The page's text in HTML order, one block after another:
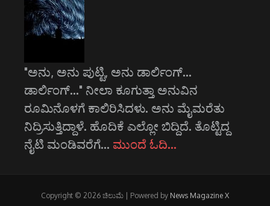
"ಅನು, ಅನು ಪುಟ್ಟಿ, ಅನು ಡಾರ್ಲಿಂಗ್...
ಡಾರ್ಲಿಂಗ್..." ನೀಲಾ ಕೂಗುತ್ತಾ ಅನುವಿನ
ರೂಮಿನೊಳಗೆ ಕಾಲಿರಿಸಿದಳು. ಅನು ಮೈಮರೆತು
ನಿದ್ರಿಸುತ್ತಿದ್ದಾಳೆ. ಹೊದಿಕೆ ಎಲ್ಲೋ ಬಿದ್ದಿದೆ. ತೊಟ್ಟಿದ್ದ
ನೈಟಿ ಮಂಡಿವರೆಗೆ… ಮುಂದೆ ಓದಿ…
Copyright © 2026 ಚಿಲುಮೆ | Powered by News Magazine X